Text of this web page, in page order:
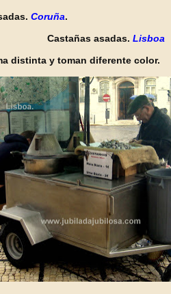
Coruña.
Castañas asadas. Lisboa
distinta y toman diferente color.